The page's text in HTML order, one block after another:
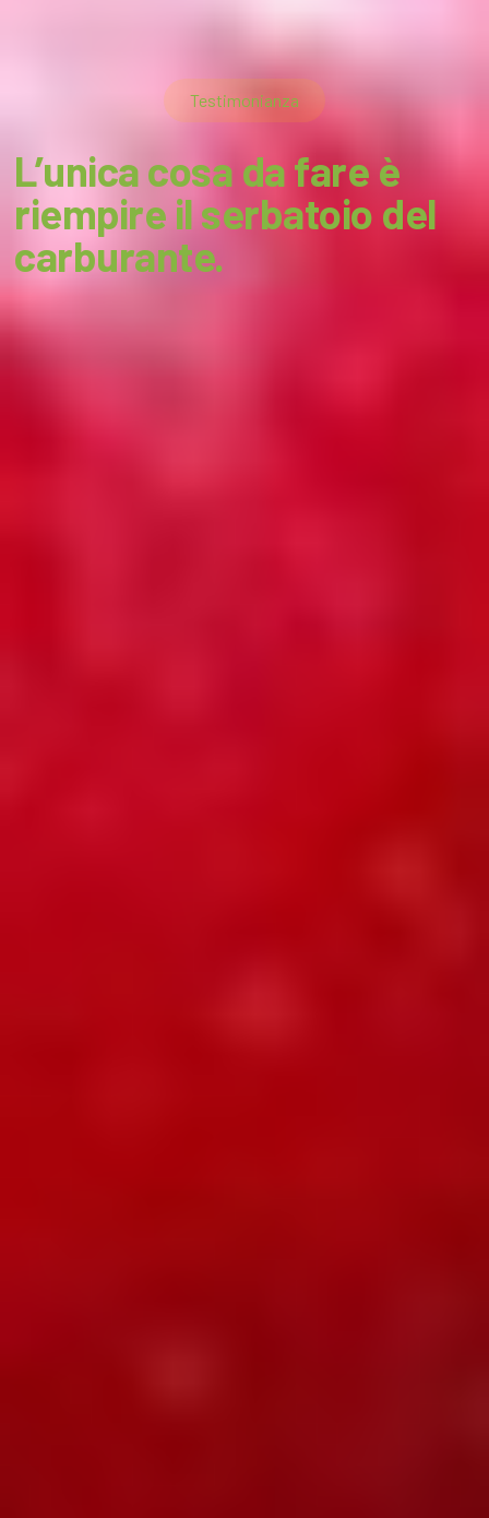
Testimonianza
L’unica cosa da fare è
riempire il serbatoio del
carburante.